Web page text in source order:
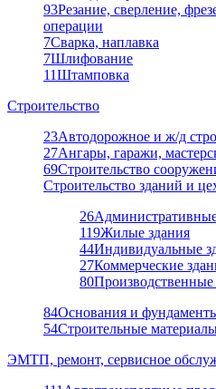
93Резание, сверление,
операции
7Сварка, наплавка
7Шлифование
11Штамповка
Строительство
23Автодорожное и ж/д
27Ангары, гаражи,
69Строительство
Строительство зданий и
26
119Жилые здания
44Индивидуальные
27Коммерческие
80Производственные
84Основания и
54Строительные
ЭМТП, ремонт, сервисное